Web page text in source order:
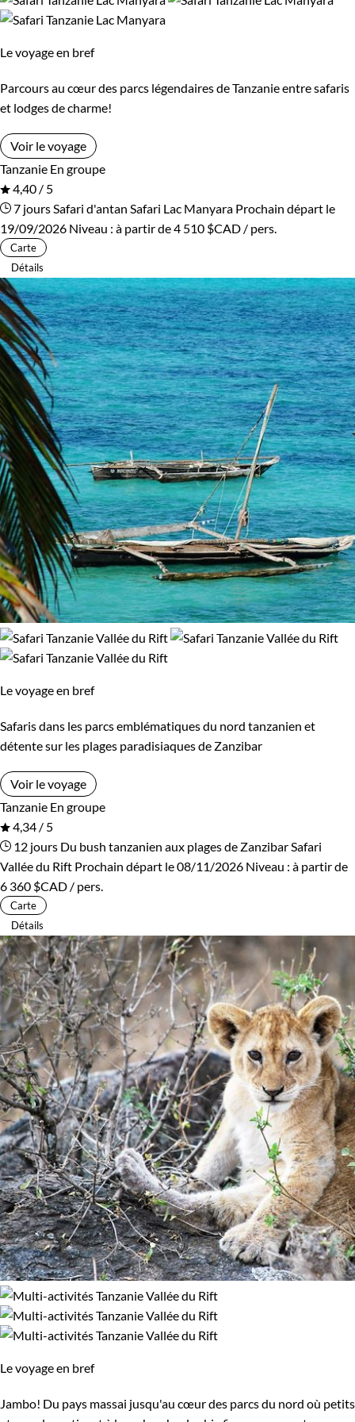
Supérieur
Environnement
Brousse et Savane Forêts, collines, rivières et lacs
Le voyage en bref
Parcours au cœur des parcs légendaires de Tanzanie entre safaris
et lodges de charme!
Voir le voyage
Tanzanie En groupe
4,40 / 5
7 jours Safari d'antan Safari Lac Manyara Prochain départ le
19/09/2026 Niveau : à partir de4 510 $CAD / pers.
Carte
Détails
Le voyage en bref
Safaris dans les parcs emblématiques du nord tanzanien et
détente sur les plages paradisiaques de Zanzibar
Voir le voyage
Tanzanie En groupe
4,34 / 5
12 jours Du bush tanzanien aux plages de Zanzibar Safari
Vallée du Rift Prochain départ le 08/11/2026 Niveau : à partir de
6 360 $CAD / pers.
Carte
Détails
Le voyage en bref
Jambo! Du pays massai jusqu'au cœur des parcs du nord où petits